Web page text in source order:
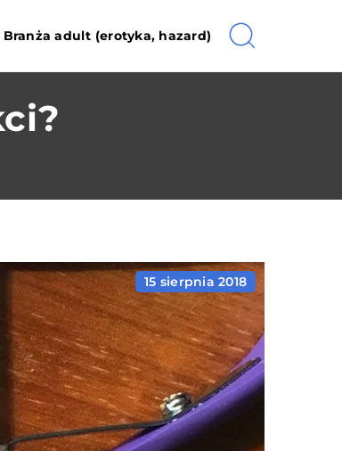
Branża adult (erotyka, hazard)
15 sierpnia 2018